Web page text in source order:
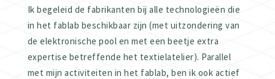
Ik begeleid de fabrikanten bij alle technologieën die
in het fablab beschikbaar zijn (met uitzondering van
de elektronische pool en met een beetje extra
expertise betreffende het textielatelier). Parallel
met mijn activiteiten in het fablab, ben ik ook actief